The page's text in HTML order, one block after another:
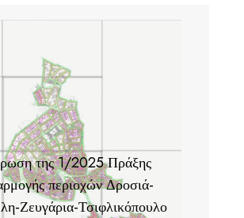
της 1/2025 Πράξης
περιοχών Δροσιά-
Ζευγάρια-Τσιφλικόπουλο